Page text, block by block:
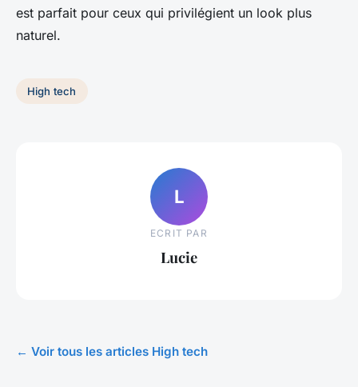
est parfait pour ceux qui privilégient un look plus
naturel.
High tech
L
ECRIT PAR
Lucie
← Voir tous les articles High tech